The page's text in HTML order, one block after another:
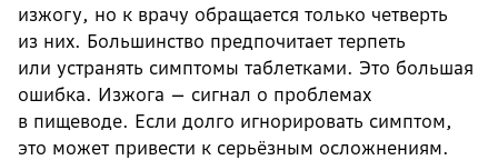
изжогу, но к врачу обращается только четверть
из них. Большинство предпочитает терпеть
или устранять симптомы таблетками. Это большая
ошибка. Изжога — сигнал о проблемах
в пищеводе. Если долго игнорировать симптом,
это может привести к серьёзным осложнениям.